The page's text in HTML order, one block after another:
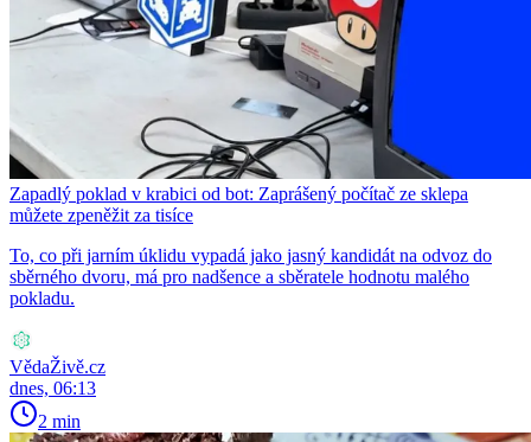
Zapadlý poklad v krabici od bot: Zaprášený počítač ze sklepa
můžete zpeněžit za tisíce
To, co při jarním úklidu vypadá jako jasný kandidát na odvoz do
sběrného dvoru, má pro nadšence a sběratele hodnotu malého
pokladu.
VědaŽivě.cz
dnes, 06:13
2 min